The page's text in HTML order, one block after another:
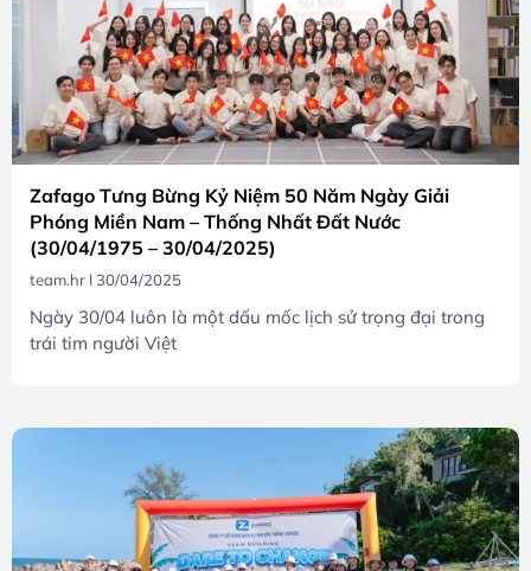
Zafago Tưng Bừng Kỷ Niệm 50 Năm Ngày Giải
Phóng Miền Nam – Thống Nhất Đất Nước
(30/04/1975 – 30/04/2025)
team.hr 30/04/2025
Ngày 30/04 luôn là một dấu mốc lịch sử trọng đại trong
trái tim người Việt